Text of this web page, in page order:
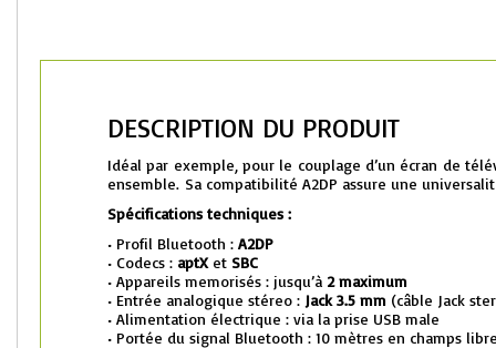
DESCRIPTION DU PRODUIT
Idéal par exemple, pour le couplage d’un écran de
ensemble. Sa compatibilité A2DP assure une
Spécifications techniques :
• Profil Bluetooth : A2DP
• Codecs : aptXet SBC
• Appareils memorisés : jusqu’à 2 maximum
• Entrée analogique stéreo : Jack 3.5 mm (câble Jack
• Alimentation électrique : via la prise USB male
• Portée du signal Bluetooth : 10 mètres en champs